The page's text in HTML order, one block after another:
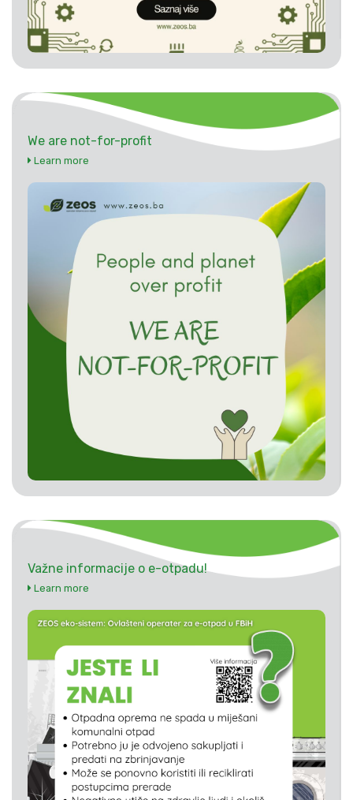
We are not-for-profit
Learn more
Važne informacije o e-otpadu!
Learn more